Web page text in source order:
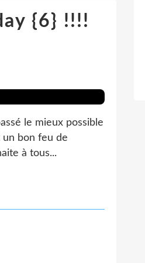
{6} !!!!
le mieux possible
un bon feu de
à tous...